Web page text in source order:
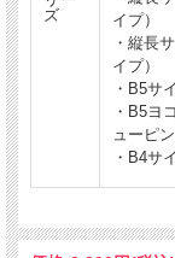
ズ
イプ）
・縦長
イプ）
・B5サ
・B5ヨ
ューピン
・B4サ